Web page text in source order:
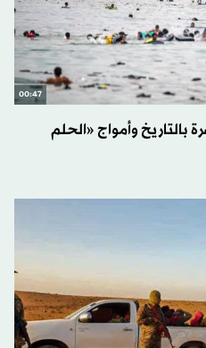
00:47
بالتاريخ وأمواج «الحلم